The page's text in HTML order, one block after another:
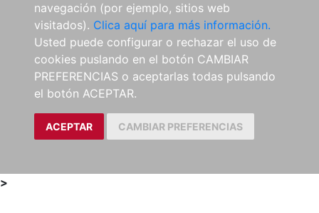
navegación (por ejemplo, sitios web
visitados). Clica aquí para más información.
Usted puede configurar o rechazar el uso de
cookies puslando en el botón CAMBIAR
PREFERENCIAS o aceptarlas todas pulsando
el botón ACEPTAR.
ACEPTAR CAMBIAR PREFERENCIAS
>